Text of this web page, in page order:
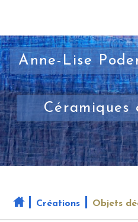
Anne-Lise
Céramiques
Créations Objets